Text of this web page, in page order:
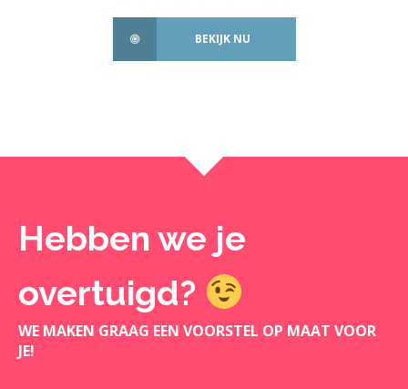
BEKIJK NU
Hebben we je
overtuigd?
WE MAKEN GRAAG EEN VOORSTEL OP MAAT VOOR
JE!